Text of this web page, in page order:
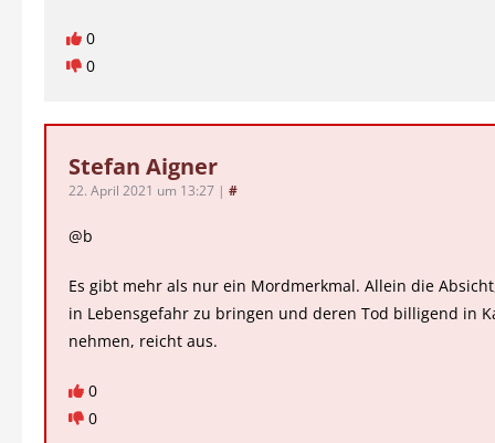
0
0
Stefan Aigner
22. April 2021 um 13:27 | #
@b
Es gibt mehr als nur ein Mordmerkmal. Allein die
in Lebensgefahr zu bringen und deren Tod billigend in
nehmen, reicht aus.
0
0